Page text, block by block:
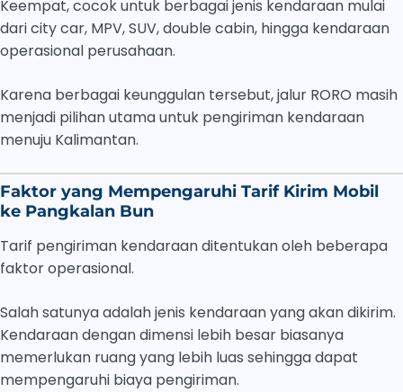
Keempat, cocok untuk berbagai jenis kendaraan mulai
dari city car, MPV, SUV, double cabin, hingga kendaraan
operasional perusahaan.
Karena berbagai keunggulan tersebut, jalur RORO masih
menjadi pilihan utama untuk pengiriman kendaraan
menuju Kalimantan.
Faktor yang Mempengaruhi Tarif Kirim Mobil
ke Pangkalan Bun
Tarif pengiriman kendaraan ditentukan oleh beberapa
faktor operasional.
Salah satunya adalah jenis kendaraan yang akan dikirim.
Kendaraan dengan dimensi lebih besar biasanya
memerlukan ruang yang lebih luas sehingga dapat
mempengaruhi biaya pengiriman.